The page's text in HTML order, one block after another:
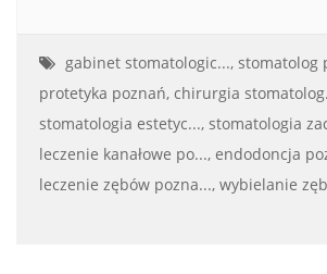
gabinet stomatologic..., stomatolog
protetyka poznań, chirurgia
stomatologia estetyc..., stomatologia
leczenie kanałowe po..., endodoncja
leczenie zębów pozna..., wybielanie